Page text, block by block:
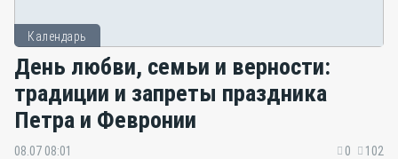
Календарь
День любви, семьи и верности:
традиции и запреты праздника
Петра и Февронии
08.07 08:01 0 102